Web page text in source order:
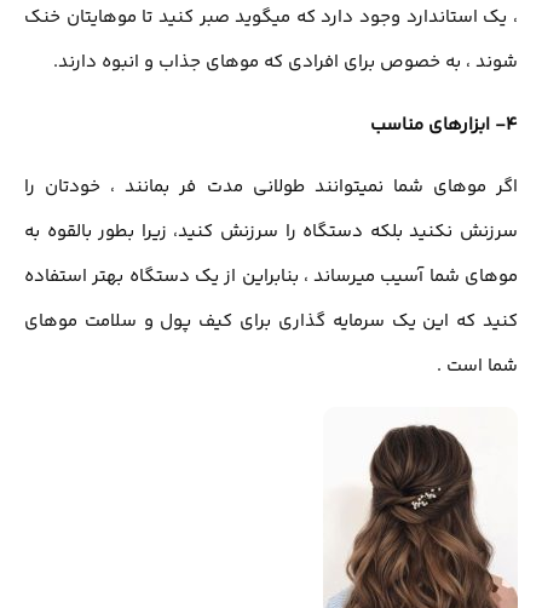
، یک استاندارد وجود دارد که میگوید صبر کنید تا موهایتان خنک
شوند ، به خصوص برای افرادی که موهای جذاب و انبوه دارند.
4- ابزارهای مناسب
اگر موهای شما نمیتوانند طولانی مدت فر بمانند ، خودتان را
سرزنش نکنید بلکه دستگاه را سرزنش کنید، زیرا بطور بالقوه به
موهای شما آسیب میرساند ، بنابراین از یک دستگاه بهتر استفاده
کنید که این یک سرمایه گذاری برای کیف پول و سلامت موهای
شما است .